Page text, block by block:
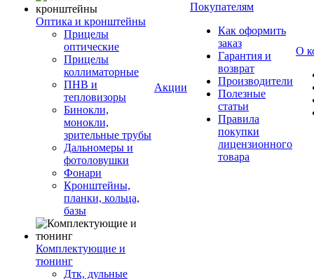
Оптика и кронштейны
Прицелы
оптические
Прицелы
коллиматорные
ПНВ и
тепловизоры
Бинокли,
монокли,
зрительные трубы
Дальномеры и
фотоловушки
Фонари
Кронштейны,
планки, кольца,
базы
Комплектующие и
тюнинг
Дтк, дульные
Акции
Покупателям
Как оформить
заказ
Гарантия и
возврат
Производители
Полезные
статьи
Правила
покупки
лицензионного
товара
О